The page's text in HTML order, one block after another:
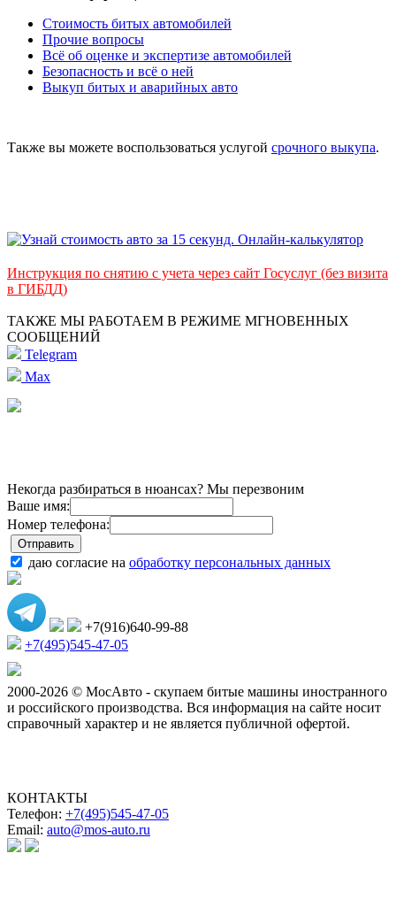
Стоимость битых автомобилей
Прочие вопросы
Всё об оценке и экспертизе автомобилей
Безопасность и всё о ней
Выкуп битых и аварийных авто
Также вы можете воспользоваться услугой срочного выкупа.
Инструкция по снятию с учета через сайт Госуслуг (без визита
в ГИБДД)
ТАКЖЕ МЫ РАБОТАЕМ В РЕЖИМЕ МГНОВЕННЫХ
СООБЩЕНИЙ
Telegram
Max
Некогда разбираться в нюансах? Мы перезвоним
Ваше имя:
Номер телефона:
даю согласие на обработку персональных данных
+7(916)640-99-88
+7(495)545-47-05
2000-2026 © МосАвто - скупаем битые машины иностранного
и российского производства. Вся информация на сайте носит
справочный характер и не является публичной офертой.
КОНТАКТЫ
Телефон: +7(495)545-47-05
Email: auto@mos-auto.ru